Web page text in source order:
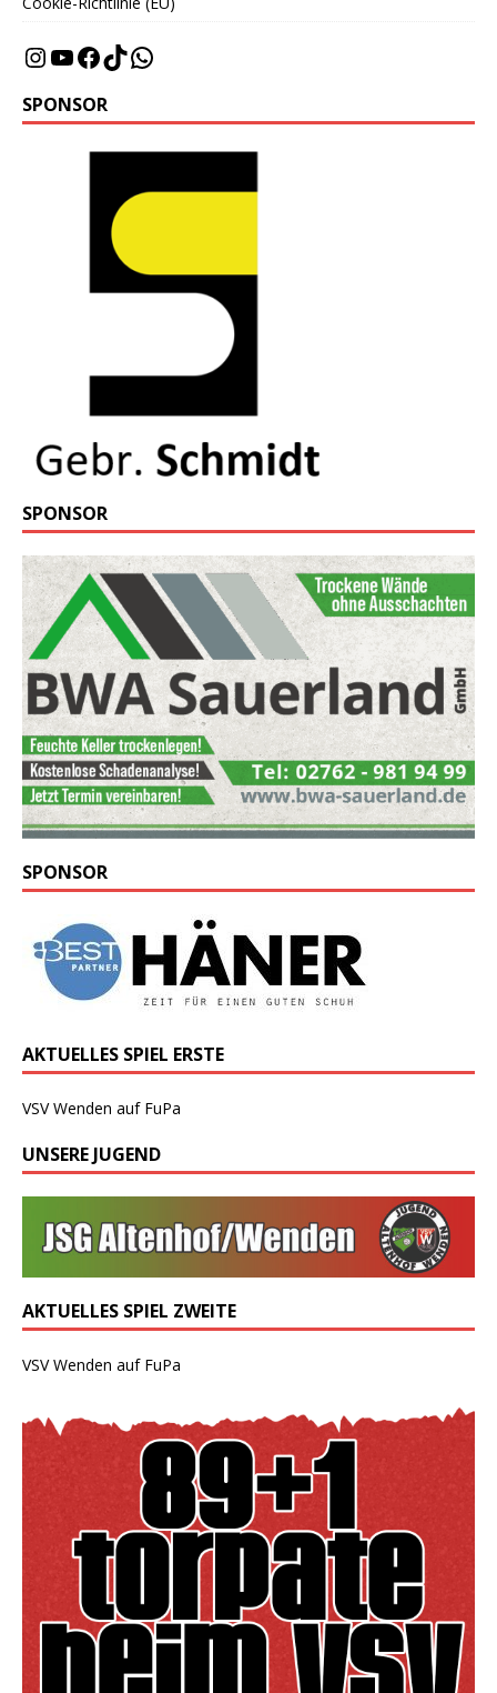
SPONSOR
SPONSOR
SPONSOR
AKTUELLES SPIEL ERSTE
VSV Wenden auf FuPa
UNSERE JUGEND
AKTUELLES SPIEL ZWEITE
VSV Wenden auf FuPa